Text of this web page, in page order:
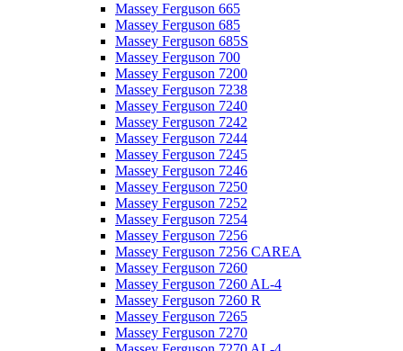
Massey Ferguson 665
Massey Ferguson 685
Massey Ferguson 685S
Massey Ferguson 700
Massey Ferguson 7200
Massey Ferguson 7238
Massey Ferguson 7240
Massey Ferguson 7242
Massey Ferguson 7244
Massey Ferguson 7245
Massey Ferguson 7246
Massey Ferguson 7250
Massey Ferguson 7252
Massey Ferguson 7254
Massey Ferguson 7256
Massey Ferguson 7256 CAREA
Massey Ferguson 7260
Massey Ferguson 7260 AL-4
Massey Ferguson 7260 R
Massey Ferguson 7265
Massey Ferguson 7270